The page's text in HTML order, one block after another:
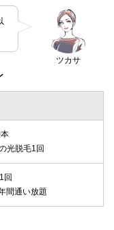
ツカサ
光脱毛1回
回
間通い放題